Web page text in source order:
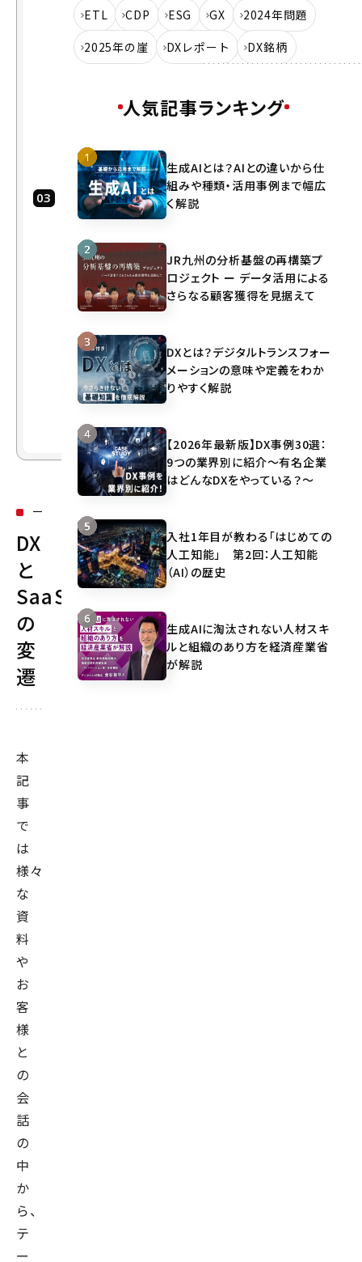
ら
サ
ー
ビ
化
不確
実・
不透
明な
時に
求め
られ
るD
Xの
アプ
ロー
DX
と
SaaS
の
変
遷
本
記
事
で
は
様々
な
資
料
や
お
客
様
と
の
会
話
の
中
か
ら、
テ
ー
ETL
CDP ESG GX
2024年問題
2025年の崖
DXレポート DX銘柄
人気記事ランキング
生成AIとは？AIとの違いから仕
組みや種類・活用事例まで幅広
く解説
JR九州の分析基盤の再構築プ
ロジェクト ー データ活用による
さらなる顧客獲得を見据えて
DXとは？デジタルトランスフォー
メーションの意味や定義をわか
りやすく解説
【2026年最新版】DX事例30選：
9つの業界別に紹介～有名企業
はどんなDXをやっている？～
入社1年目が教わる「はじめての
人工知能」 第2回：人工知能
（AI）の歴史
生成AIに淘汰されない人材スキ
ルと組織のあり方を経済産業省
が解説